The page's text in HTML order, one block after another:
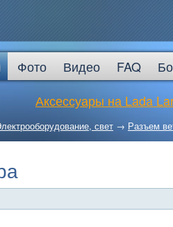
Фото Видео FAQ
Аксессуары на Lada
свет → Разъем